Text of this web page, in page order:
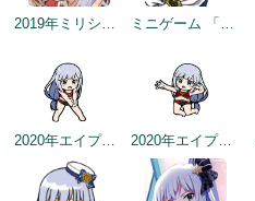
2019年ミリシタ2周年カウントダウン（3日前） ミニゲーム 「アイドルヒーローズ ジェネシス」編
2020年エイプリルフールネタ 2020年エイプリルフールネタ